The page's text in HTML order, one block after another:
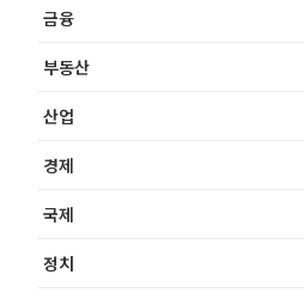
금융
부동산
산업
경제
국제
정치